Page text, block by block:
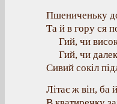
Пшениченьку
Та й в гору ся
Гий, чи
Гий, чи
Сивий сокіл
Літає ж він, ба